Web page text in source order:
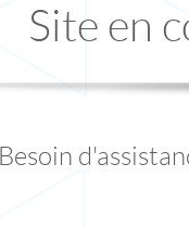
Site en
Besoin